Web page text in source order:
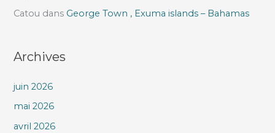
Catou dans George Town , Exuma islands – Bahamas
Archives
juin 2026
mai 2026
avril 2026